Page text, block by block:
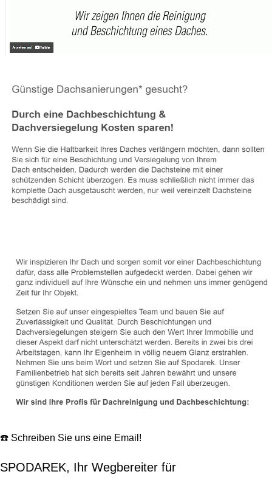
☎️ Schreiben Sie uns eine Email!
SPODAREK, Ihr Wegbereiter für